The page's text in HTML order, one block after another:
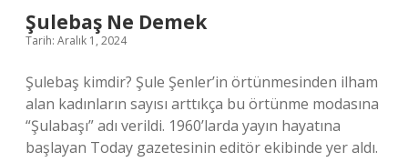
Şulebaş Ne Demek
Tarih: Aralık 1, 2024
Şulebaş kimdir? Şule Şenler’in örtünmesinden ilham
alan kadınların sayısı arttıkça bu örtünme modasına
“Şulabaşı” adı verildi. 1960’larda yayın hayatına
başlayan Today gazetesinin editör ekibinde yer aldı.